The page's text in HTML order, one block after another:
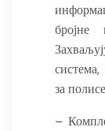
бројне
за
–